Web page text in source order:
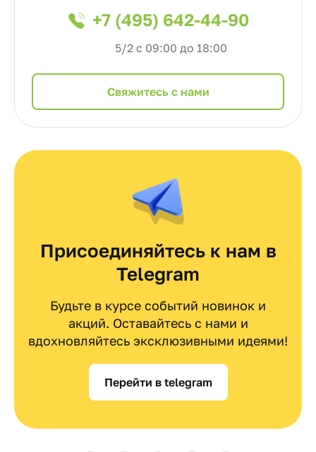
+7 (495) 642-44-90
5/2 с 09:00 до 18:00
Cвяжитесь с нами
Присоединяйтесь к нам в
Telegram
Будьте в курсе событий новинок и
акций. Оставайтесь с нами и
вдохновляйтесь эксклюзивными идеями!
Перейти в telegram